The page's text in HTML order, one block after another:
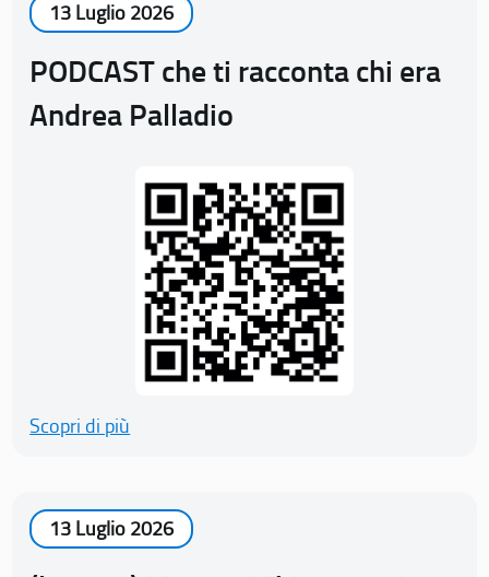
13 Luglio 2026
PODCAST che ti racconta chi era
Andrea Palladio
Scopri di più
13 Luglio 2026